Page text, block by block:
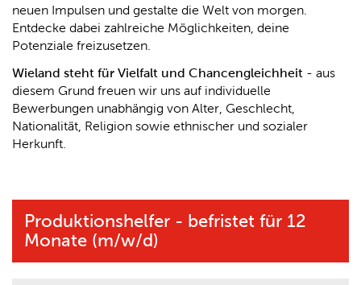
neuen Impulsen und gestalte die Welt von morgen.
Entdecke dabei zahlreiche Möglichkeiten, deine
Potenziale freizusetzen.
Wieland steht für Vielfalt und Chancengleichheit - aus
diesem Grund freuen wir uns auf individuelle
Bewerbungen unabhängig von Alter, Geschlecht,
Nationalität, Religion sowie ethnischer und sozialer
Herkunft.
Produktionshelfer - befristet für 12
Monate (m/w/d)